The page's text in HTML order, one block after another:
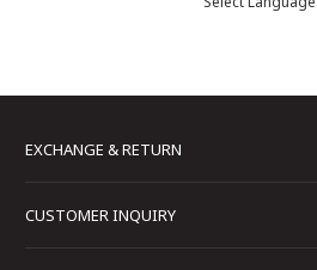
EXCHANGE & RETURN
CUSTOMER INQUIRY